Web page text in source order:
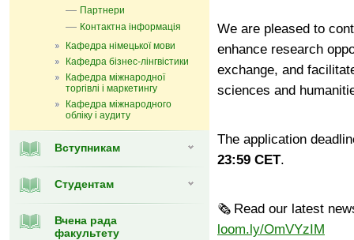
Партнери
Контактна інформація
Кафедра німецької мови
Кафедра бізнес-лінгвістики
Кафедра міжнародної
торгівлі і маркетингу
Кафедра мiжнародного
обліку і аудиту
Вступникам
Студентам
Вчена рада
факультету
We are pleased to
enhance research
exchange, and
sciences and
The application
23:59 CET.
🗞️ Read our latest
loom.ly/OmVYzIM